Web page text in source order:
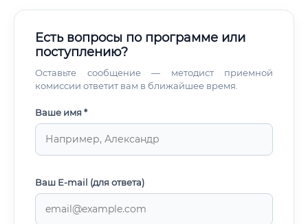
Есть вопросы по программе или
поступлению?
Оставьте сообщение — методист приемной
комиссии ответит вам в ближайшее время.
Ваше имя *
Ваш E-mail (для ответа)